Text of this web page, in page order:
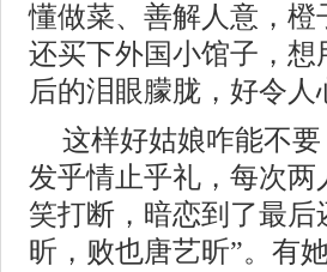
懂做菜、善解人意，
还买下外国小馆子，
后的泪眼朦胧，好令人
这样好姑娘咋能不
发乎情止乎礼，每次
笑打断，暗恋到了最
昕，败也唐艺昕”。有